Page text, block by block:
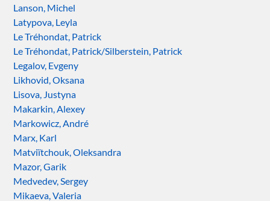
Lanson, Michel
Latypova, Leyla
Le Tréhondat, Patrick
Le Tréhondat, Patrick/Silberstein, Patrick
Legalov, Evgeny
Likhovid, Oksana
Lisova, Justyna
Makarkin, Alexey
Markowicz, André
Marx, Karl
Matviïtchouk, Oleksandra
Mazor, Garik
Medvedev, Sergey
Mikaeva, Valeria